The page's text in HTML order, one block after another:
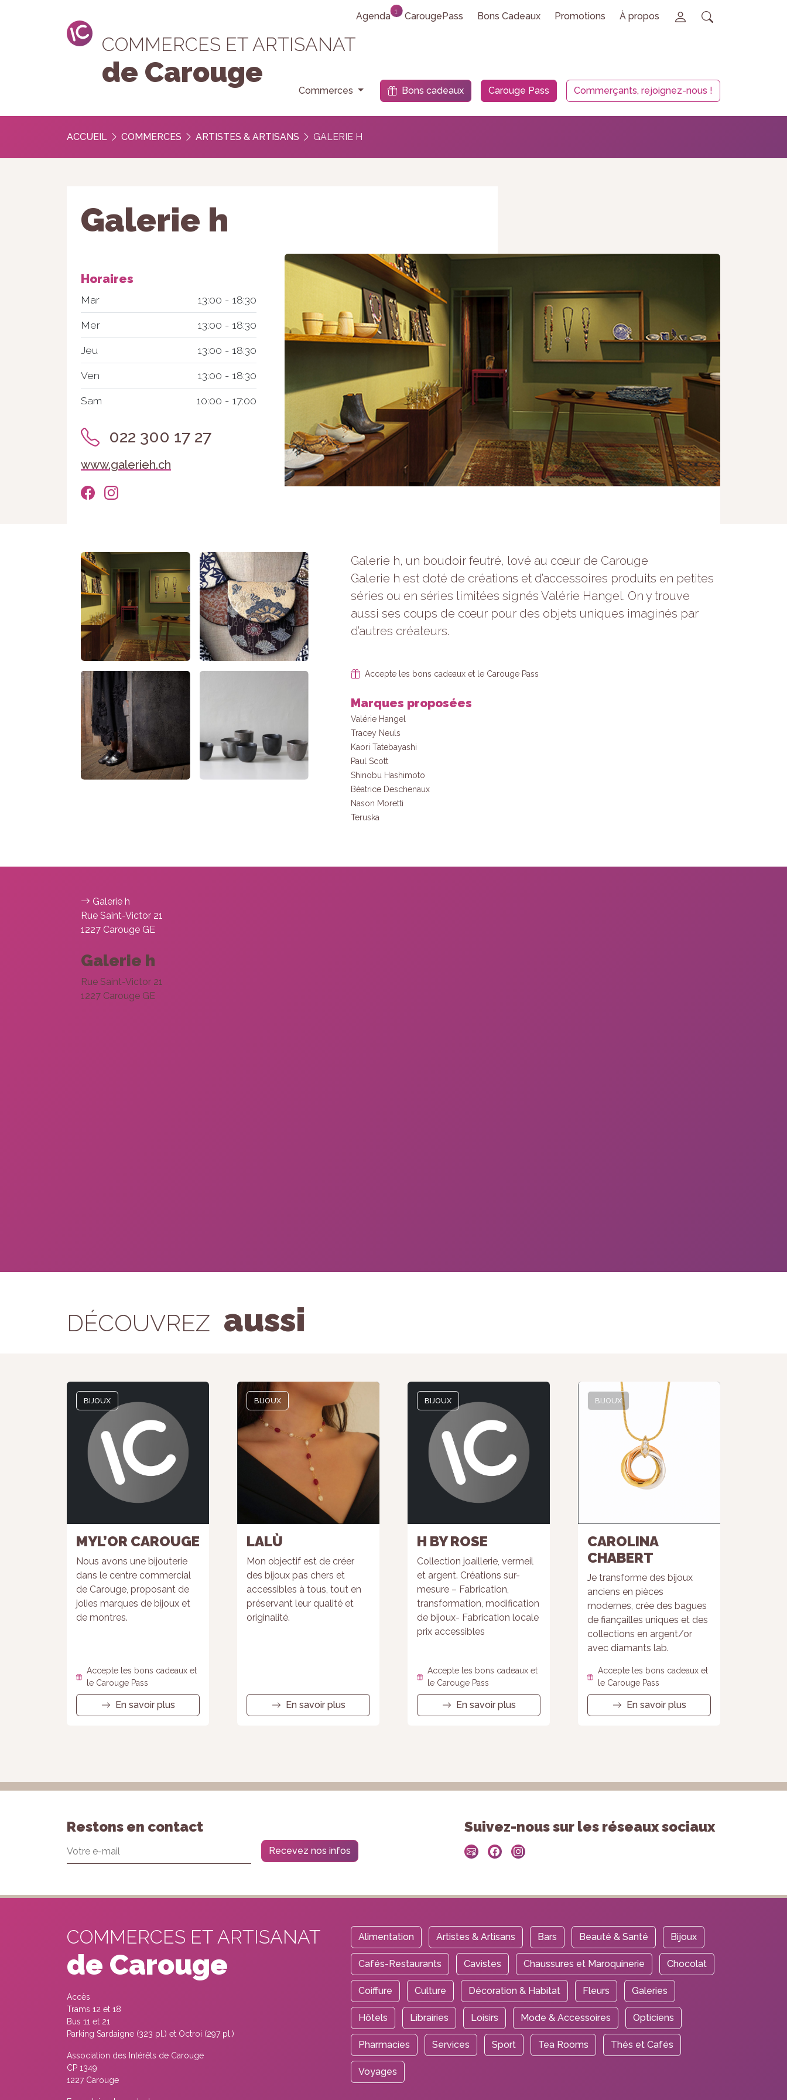
Agenda 1 CarougePass Bons Cadeaux Promotions À propos
COMMERCES ET ARTISANAT
de Carouge
Commerces Bons cadeaux Carouge Pass Commerçants, rejoignez-nous !
ACCUEIL COMMERCES ARTISTES & ARTISANS GALERIE H
Galerie h
Horaires
Mar 13:00 - 18:30
Mer 13:00 - 18:30
Jeu 13:00 - 18:30
Ven 13:00 - 18:30
Sam 10:00 - 17:00
022 300 17 27
www.galerieh.ch
Galerie h, un boudoir feutré, lové au cœur de Carouge
Galerie h est doté de créations et d’accessoires produits en petites
séries ou en séries limitées signés Valérie Hangel. On y trouve
aussi ses coups de cœur pour des objets uniques imaginés par
d’autres créateurs.
Accepte les bons cadeaux et le Carouge Pass
Marques proposées
Valérie Hangel
Tracey Neuls
Kaori Tatebayashi
Paul Scott
Shinobu Hashimoto
Béatrice Deschenaux
Nason Moretti
Teruska
Galerie h
Rue Saint-Victor 21
1227 Carouge GE
Galerie h
Rue Saint-Victor 21
1227 Carouge GE
DÉCOUVREZ aussi
BIJOUX
MYL’OR CAROUGE
Nous avons une bijouterie
dans le centre commercial
de Carouge, proposant de
jolies marques de bijoux et
de montres.
Accepte les bons cadeaux et
le Carouge Pass
En savoir plus
BIJOUX
LALÙ
Mon objectif est de créer
des bijoux pas chers et
accessibles à tous, tout en
préservant leur qualité et
originalité.
En savoir plus
BIJOUX
H BY ROSE
Collection joaillerie, vermeil
et argent. Créations sur-
mesure – Fabrication,
transformation, modification
de bijoux- Fabrication locale
prix accessibles
Accepte les bons cadeaux et
le Carouge Pass
En savoir plus
BIJOUX
CAROLINA
CHABERT
Je transforme des bijoux
anciens en pièces
modernes, crée des bagues
de fiançailles uniques et des
collections en argent/or
avec diamants lab.
Accepte les bons cadeaux et
le Carouge Pass
En savoir plus
Restons en contact
Recevez nos infos
Suivez-nous sur les réseaux sociaux
COMMERCES ET ARTISANAT
de Carouge
Accès
Trams 12 et 18
Bus 11 et 21
Parking Sardaigne (323 pl.) et Octroi (297 pl.)
Association des Intérêts de Carouge
CP 1349
1227 Carouge
Alimentation Artistes & Artisans Bars Beauté & Santé Bijoux
Cafés-Restaurants Cavistes Chaussures et Maroquinerie Chocolat
Coiffure Culture Décoration & Habitat Fleurs Galeries
Hôtels Librairies Loisirs Mode & Accessoires Opticiens
Pharmacies Services Sport Tea Rooms Thés et Cafés
Voyages
Nécessaire
Ces cookies ne
facultatifs. Ils
nécessaires au
fonctionnement
nous
puissions
améliorer la
fonctionnalité
et la
structure du
site Web, en
fonction de la
Experience
aussi bien
lors de votre
visite. Si vous